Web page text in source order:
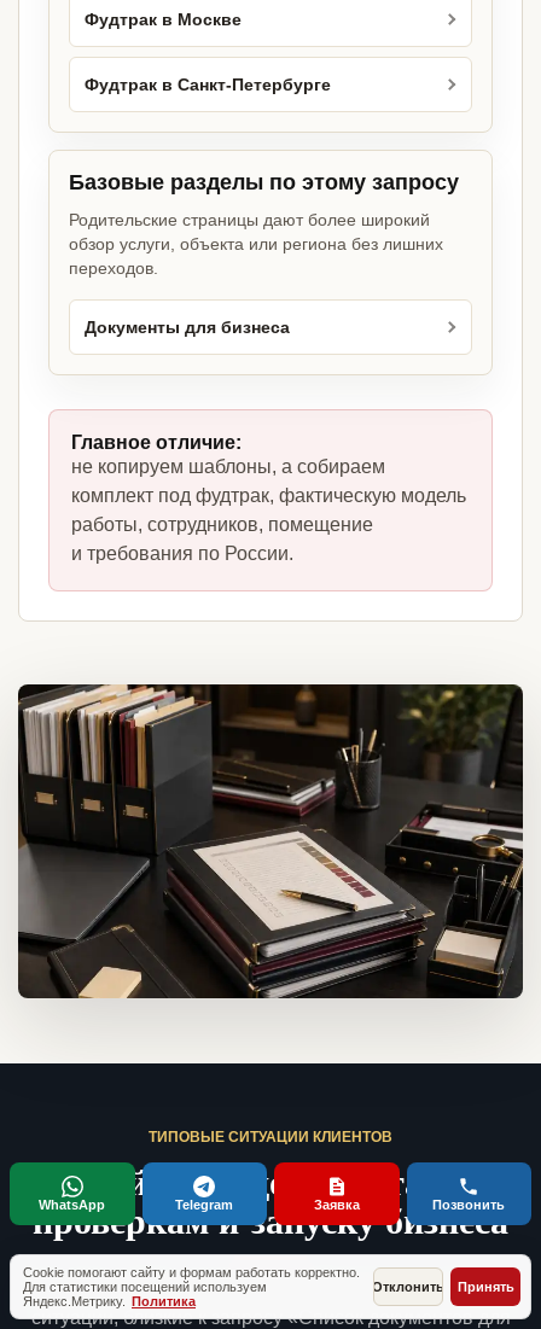
Фудтрак в Москве
Фудтрак в Санкт-Петербурге
Базовые разделы по этому запросу
Родительские страницы дают более широкий
обзор услуги, объекта или региона без лишних
переходов.
Документы для бизнеса
Главное отличие:
не копируем шаблоны, а собираем
комплект под фудтрак, фактическую модель
работы, сотрудников, помещение
и требования по России.
ТИПОВЫЕ СИТУАЦИИ КЛИЕНТОВ
Кейсы по документам,
проверкам и запуску бизнеса
Без имен и fake-отзывов. Это обезличенные рабочие
ситуации, близкие к запросу «Список документов для
Cookie помогают сайту и формам работать корректно.
Для статистики посещений используем
Яндекс.Метрику. Политика
Отклонить Принять
WhatsApp Telegram Заявка Позвонить